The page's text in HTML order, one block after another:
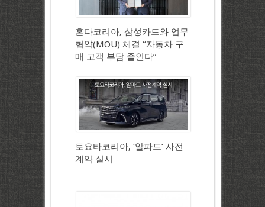
혼다코리아, 삼성카드와 업무
협약(MOU) 체결 “자동차 구
매 고객 부담 줄인다”
토요타코리아, ‘알파드’ 사전
계약 실시